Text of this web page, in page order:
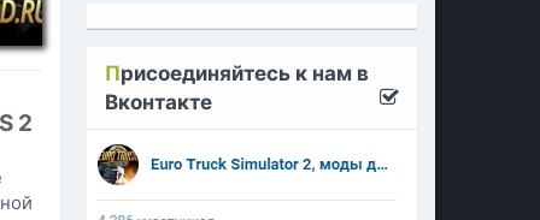
2
Присоединяйтесь к нам в
Вконтакте